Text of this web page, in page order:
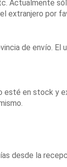
Actualmente
extranjero por
de envío.
en stock
desde la